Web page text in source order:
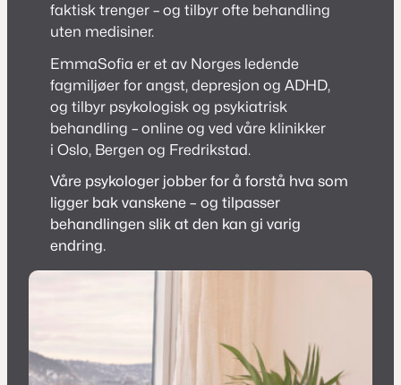
faktisk trenger – og tilbyr ofte behandling
uten medisiner.
EmmaSofia er et av Norges ledende
fagmiljøer for angst, depresjon og ADHD,
og tilbyr psykologisk og psykiatrisk
behandling – online og ved våre klinikker
i Oslo, Bergen og Fredrikstad.
Våre psykologer jobber for å forstå hva som
ligger bak vanskene – og tilpasser
behandlingen slik at den kan gi varig
endring.